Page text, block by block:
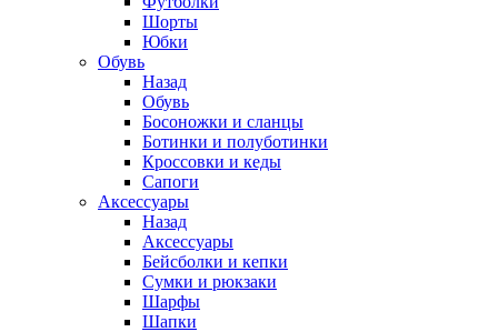
Шорты
Юбки
Обувь
Назад
Обувь
Босоножки и сланцы
Ботинки и полуботинки
Кроссовки и кеды
Сапоги
Аксессуары
Назад
Аксессуары
Бейсболки и кепки
Сумки и рюкзаки
Шарфы
Шапки